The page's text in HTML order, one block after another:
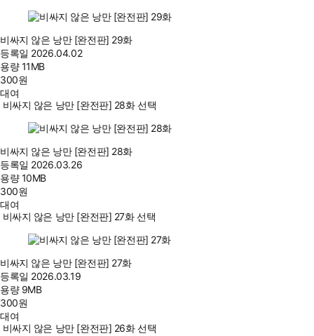
비싸지 않은 낭만 [완전판] 29화
등록일 2026.04.02
용량11MB
300원
대여
비싸지 않은 낭만 [완전판] 28화 선택
비싸지 않은 낭만 [완전판] 28화
등록일 2026.03.26
용량10MB
300원
대여
비싸지 않은 낭만 [완전판] 27화 선택
비싸지 않은 낭만 [완전판] 27화
등록일 2026.03.19
용량 9MB
300원
대여
비싸지 않은 낭만 [완전판] 26화 선택